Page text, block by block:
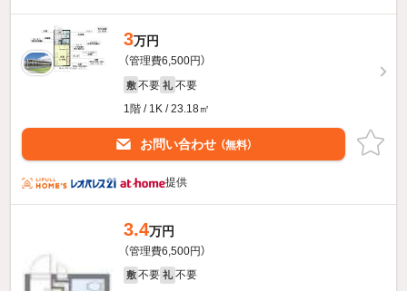
3万円
（管理費6,500円）
敷 不要 礼 不要
1階 / 1K / 23.18㎡
お問い合わせ （無料）
提供
3.4万円
（管理費6,500円）
敷 不要 礼 不要